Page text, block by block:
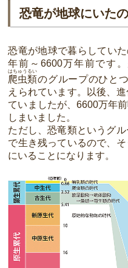
恐竜が地球にいた
恐竜が地球で暮らしてい
年前～6600万年前です
爬虫類
はちゅうるい
のグループのひと
えられています。以後、
ていましたが、6600万年
しまいました。
ただし、恐竜類というグ
で生き残っているので、
にいることになります。